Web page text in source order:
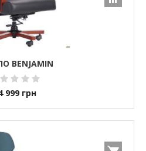
BENJAMIN
999 грн